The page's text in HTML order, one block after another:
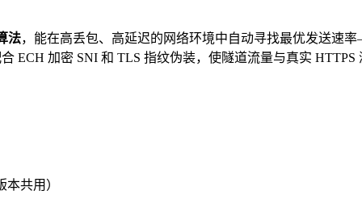
法，能在高丢包、高延迟的网络环境中自动寻找最优发送速
ECH 加密 SNI 和 TLS 指纹伪装，使隧道流量与真实 HTTPS
共用）